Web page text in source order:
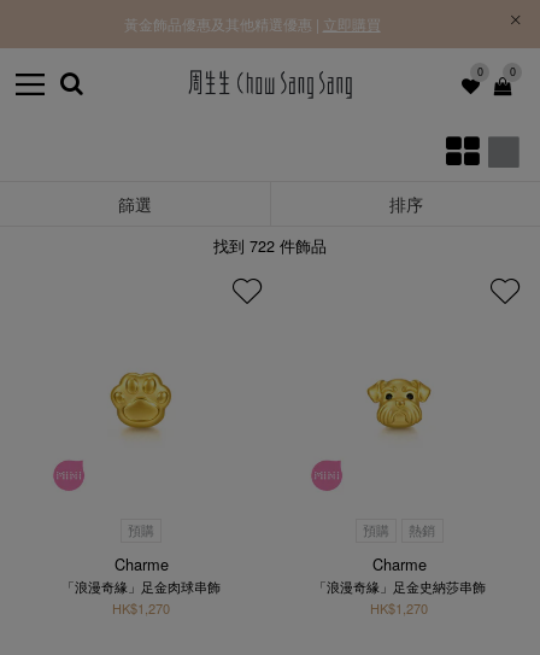
0 0
黃金飾品優惠及其他精選優惠 | 立即購買
篩選 排序
找到 722 件飾品
預購
Charme
「浪漫奇緣」足金肉球串飾
HK$1,270
預購 熱銷
Charme
「浪漫奇緣」足金史納莎串飾
HK$1,270